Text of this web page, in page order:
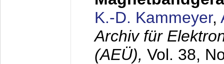
K.-D. Kammeyer,
Archiv für
(AEÜ), Vol. 38,